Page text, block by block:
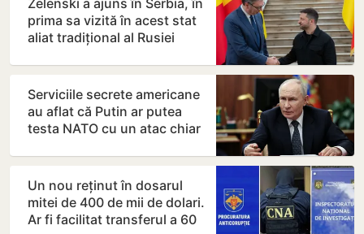
Zelenski a ajuns în Serbia, în
prima sa vizită în acest stat
aliat tradițional al Rusiei
Serviciile secrete americane
au aflat că Putin ar putea
testa NATO cu un atac chiar
Un nou reținut în dosarul
mitei de 400 de mii de dolari.
Ar fi facilitat transferul a 60